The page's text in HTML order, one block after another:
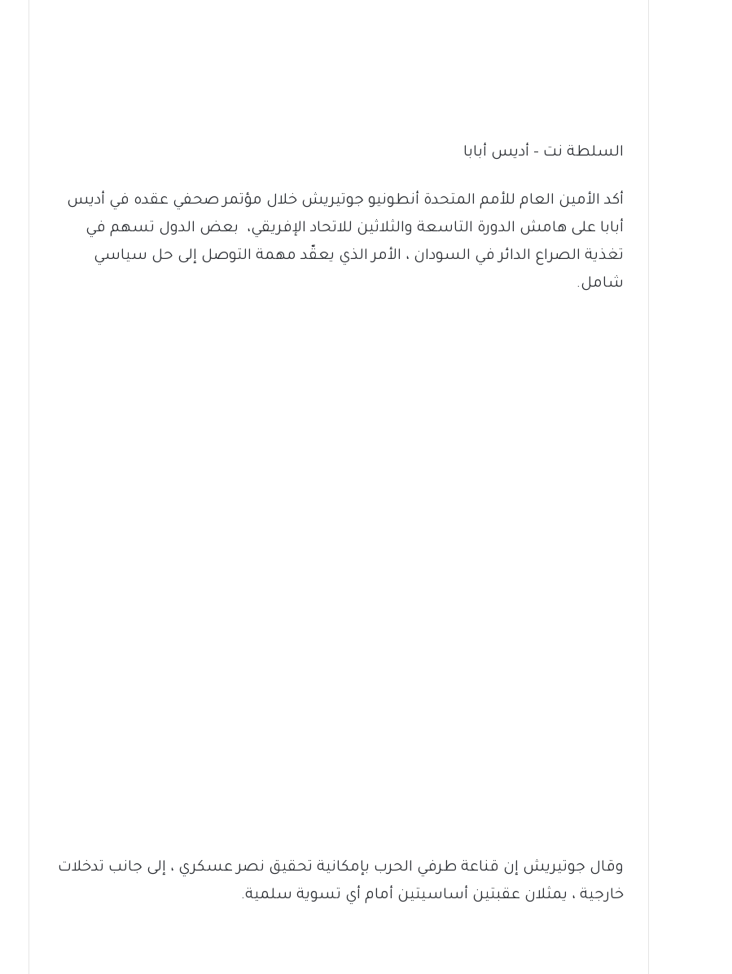
السلطة نت – أديس أبابا
أكد الأمين العام للأمم المتحدة أنطونيو جوتيريش خلال مؤتمر صحفي عقده في أديس
أبابا على هامش الدورة التاسعة والثلاثين للاتحاد الإفريقي، بعض الدول تسهم في
تغذية الصراع الدائر في السودان ، الأمر الذي يعقّد مهمة التوصل إلى حل سياسي
شامل.
وقال جوتيريش إن قناعة طرفي الحرب بإمكانية تحقيق نصر عسكري ، إلى جانب تدخلات
خارجية ، يمثلان عقبتين أساسيتين أمام أي تسوية سلمية.